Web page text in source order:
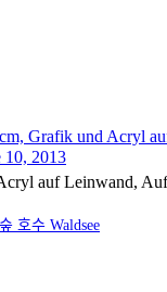
auf Leinwand,
숲 호수 Waldsee